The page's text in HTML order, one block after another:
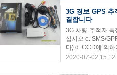
3G 경보 GPS 추
결합니다
3G 차량 추적자
십시오 c. SMS/
다) d. CCD에 의하
2020-07-02